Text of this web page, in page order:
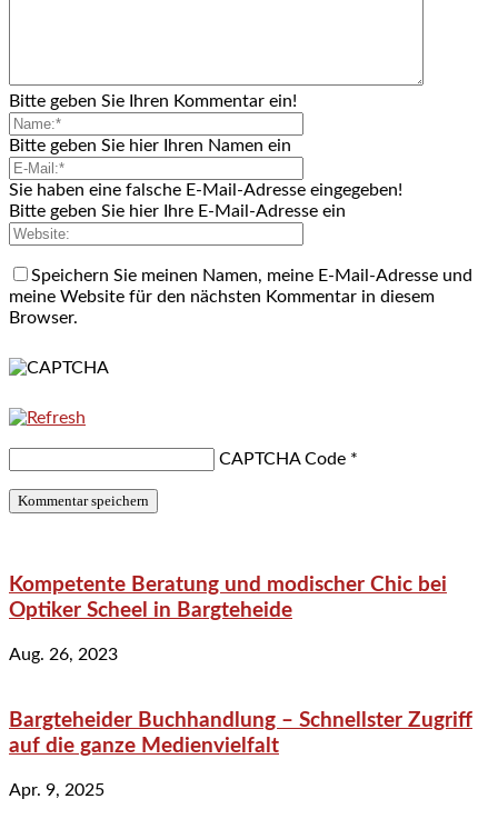
Bitte geben Sie Ihren Kommentar ein!
Bitte geben Sie hier Ihren Namen ein
Sie haben eine falsche E-Mail-Adresse eingegeben!
Bitte geben Sie hier Ihre E-Mail-Adresse ein
Speichern Sie meinen Namen, meine E-Mail-Adresse und
meine Website für den nächsten Kommentar in diesem
Browser.
CAPTCHA Code *
Kompetente Beratung und modischer Chic bei
Optiker Scheel in Bargteheide
Aug. 26, 2023
Bargteheider Buchhandlung – Schnellster Zugriff
auf die ganze Medienvielfalt
Apr. 9, 2025